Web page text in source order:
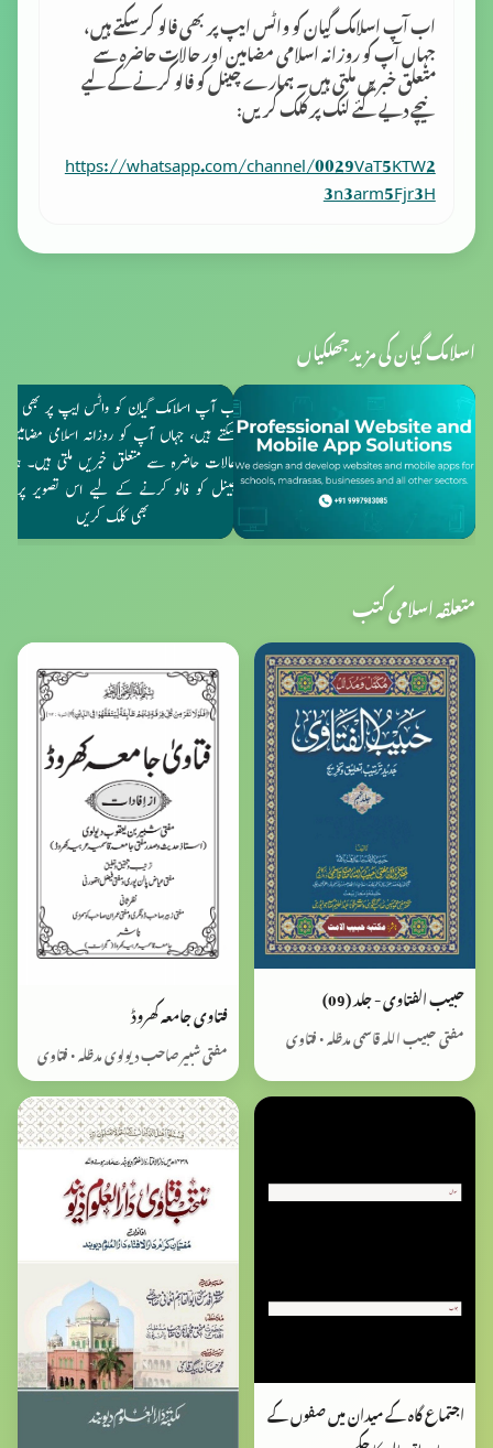
اب آپ اسلامک گِیان کو واٹس ایپ پر بھی فالو کر سکتے ہیں،
جہاں آپ کو روزانہ اسلامی مضامین اور حالات حاضرہ سے
متعلق خبریں ملتی ہیں۔ ہمارے چینل کو فالو کرنے کے لیے
نیچے دیے گئے لنک پر کلک کریں:
https://whatsapp.com/channel/0029VaT5KTW2
3n3arm5Fjr3H
اسلامک گیان کی مزید جھلکیاں
متعلقہ اسلامی کتب
حبیب الفتاوی - جلد (09)
مفتی حبیب اللہ قاسمی مدظلہ • فتاوی
فتاوی جامعہ کھروڈ
مفتی شبیر صاحب دیولوی مدظلہ • فتاوی
اجتماع گاہ کے میدان میں صفوں کے